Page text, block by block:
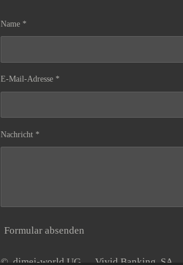
Name *
E-Mail-Adresse *
Nachricht *
Formular absenden
© dimei-world UG Vivid Banking